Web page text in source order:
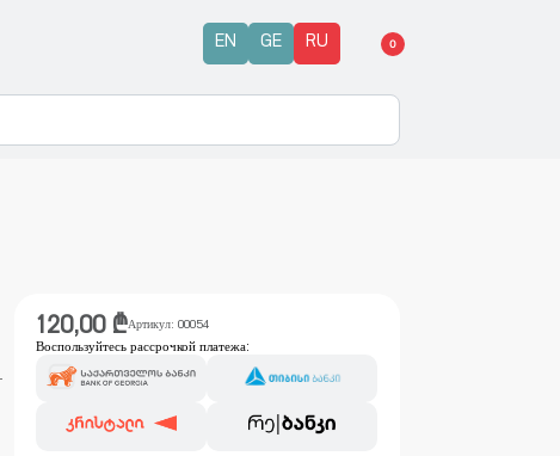
EN GE RU 0
120,00 ₾Артикул: 00054
Воспользуйтесь рассрочкой платежа: